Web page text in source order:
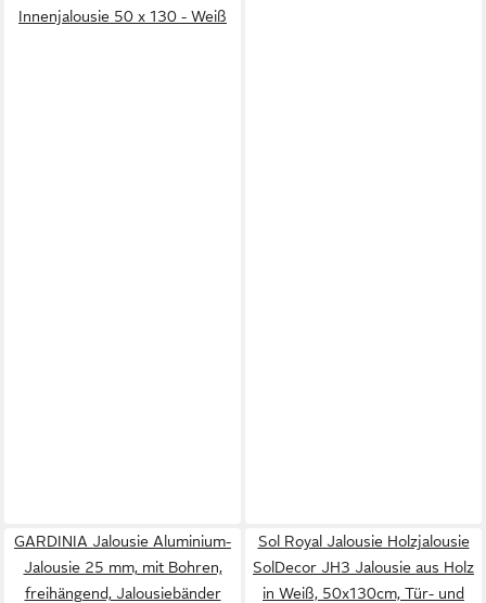
Innenjalousie 50 x 130 - Weiß
GARDINIA Jalousie Aluminium-
Jalousie 25 mm, mit Bohren,
freihängend, Jalousiebänder
Sol Royal Jalousie Holzjalousie
SolDecor JH3 Jalousie aus Holz
in Weiß, 50x130cm, Tür- und